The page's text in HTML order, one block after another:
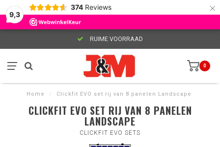
9,3
374 Reviews ×
RUIME VOORRAAD
0
Home / Clickfit EVO set rij van 8 panelen Landscape
CLICKFIT EVO SET RIJ VAN 8 PANELEN
LANDSCAPE
CLICKFIT EVO SETS